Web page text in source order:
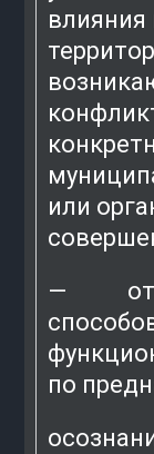
влияния
или
—
по